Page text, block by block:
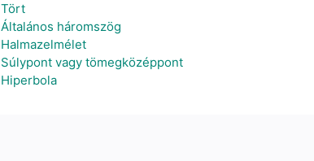
Tört
Általános háromszög
Halmazelmélet
Súlypont vagy tömegközéppont
Hiperbola